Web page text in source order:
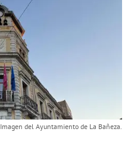
Imagen del Ayuntamiento de La Bañeza.